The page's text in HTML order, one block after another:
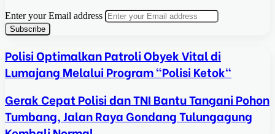
Enter your Email address
Polisi Optimalkan Patroli Obyek Vital di
Lumajang Melalui Program "Polisi Ketok"
Gerak Cepat Polisi dan TNI Bantu Tangani Pohon
Tumbang, Jalan Raya Gondang Tulungagung